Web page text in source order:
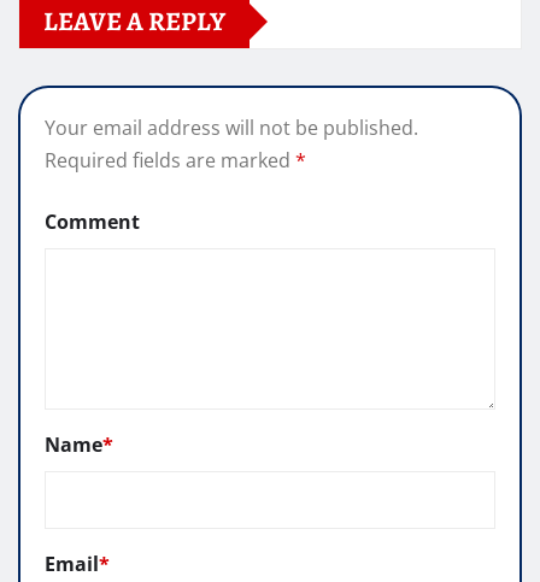
LEAVE A REPLY
Your email address will not be published.
Required fields are marked *
Comment
Name*
Email*